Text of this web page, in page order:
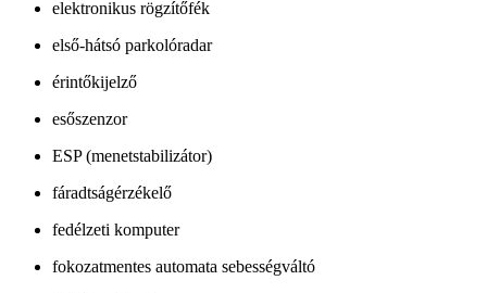
elektronikus rögzítőfék
első-hátsó parkolóradar
érintőkijelző
esőszenzor
ESP (menetstabilizátor)
fáradtságérzékelő
fedélzeti komputer
fokozatmentes automata sebességváltó